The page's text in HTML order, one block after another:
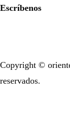
Escríbenos
Copyright ©
reservados.